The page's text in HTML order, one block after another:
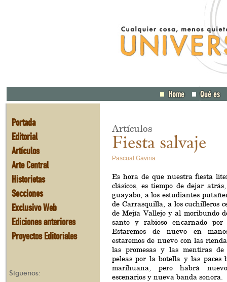
Portada
Editorial
Artículos
Arte Central
Historietas
Secciones
Exclusivo Web
Ediciones anteriores
Proyectos Editoriales
Síguenos:
Artículos
Fiesta salvaje
Pascual Gaviria
Es hora de que nuestra fiesta
clásicos, es tiempo de dejar
guayabo, a los estudiantes
de Carrasquilla, a los cuchilleros
de Mejía Vallejo y al moribundo
santo y rabioso encarnado por
Estaremos de nuevo en
estaremos de nuevo con las
las promesas y las mentiras de
peleas por la botella y las paces
marihuana, pero habrá
escenarios y nueva banda sonora.